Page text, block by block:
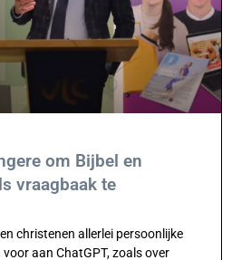
om Bijbel en
vraagbaak te
christenen allerlei persoonlijke
aan ChatGPT, zoals over